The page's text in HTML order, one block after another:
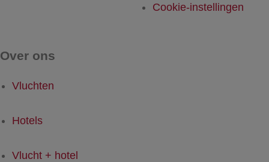
Cookie-instellingen
Over ons
Vluchten
Hotels
Vlucht + hotel